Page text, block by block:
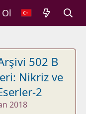
Ol
502 B
Nikriz ve
2
2018